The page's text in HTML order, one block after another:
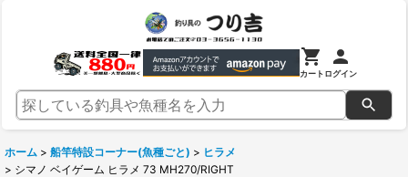
カートログイン
ホーム > 船竿特設コーナー(魚種ごと) > ヒラメ
> シマノ ベイゲーム ヒラメ 73 MH270/RIGHT